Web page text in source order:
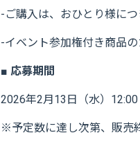
-ご購入は、おひとり様につ
-イベント参加権付き商品
■ 応募期間
2026年2月13日（水）
※予定数に達し次第、販売